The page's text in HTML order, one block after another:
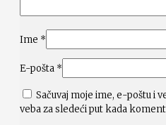
Ime *
E-pošta *
Sačuvaj moje ime, e-poštu i
veba za sledeći put kada